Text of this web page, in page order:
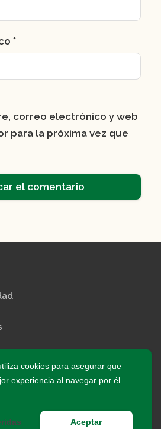
*
correo electrónico y web
para la próxima vez que
· Todos los derechos
cookies para asegurar que
experiencia al navegar por él.
Aceptar